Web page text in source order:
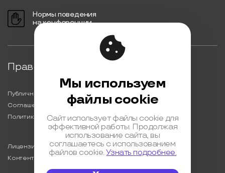
Нормы поведения
на конференции
Правовая информация
Публичная оферта
Соглашение на обработку персональных данных
Политика обработки персональных данных
Лицензионный договор с Автором
Контентная политика конференции
Мы используем
файлы cookie
Сайт использует файлы cookie для
эффективной работы. Продолжая
использование сайта, вы
соглашаетесь с использованием
файлов cookie.Узнать подробнее.